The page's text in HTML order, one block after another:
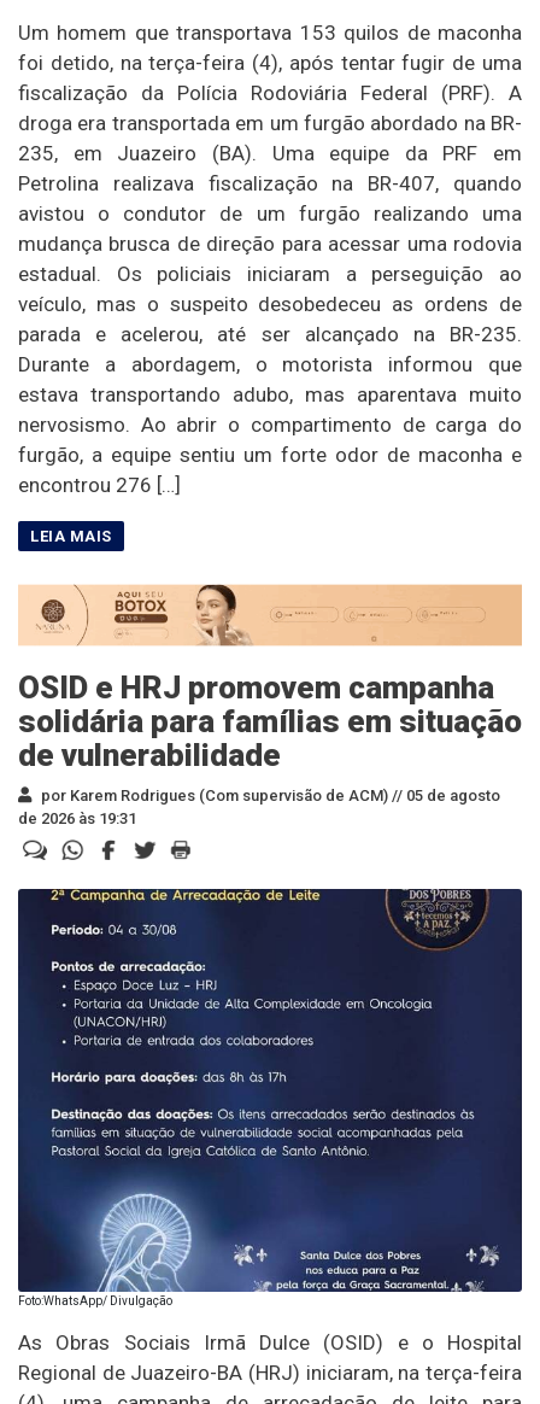
Um homem que transportava 153 quilos de maconha
foi detido, na terça-feira (4), após tentar fugir de uma
fiscalização da Polícia Rodoviária Federal (PRF). A
droga era transportada em um furgão abordado na BR-
235, em Juazeiro (BA). Uma equipe da PRF em
Petrolina realizava fiscalização na BR-407, quando
avistou o condutor de um furgão realizando uma
mudança brusca de direção para acessar uma rodovia
estadual. Os policiais iniciaram a perseguição ao
veículo, mas o suspeito desobedeceu as ordens de
parada e acelerou, até ser alcançado na BR-235.
Durante a abordagem, o motorista informou que
estava transportando adubo, mas aparentava muito
nervosismo. Ao abrir o compartimento de carga do
furgão, a equipe sentiu um forte odor de maconha e
encontrou 276 […]
OSID e HRJ promovem campanha
solidária para famílias em situação
de vulnerabilidade
por Karem Rodrigues (Com supervisão de ACM) // 05 de agosto
de 2026 às 19:31
Foto:WhatsApp/ Divulgação
As Obras Sociais Irmã Dulce (OSID) e o Hospital
Regional de Juazeiro-BA (HRJ) iniciaram, na terça-feira